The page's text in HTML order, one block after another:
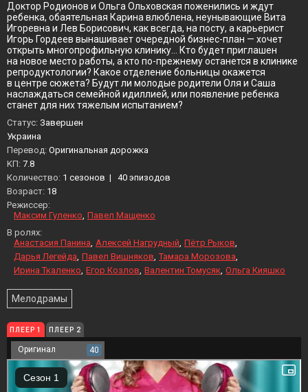
Доктор Родионов и Ольга Ольховская поженились и ждут
ребенка, обаятельная Карина влюблена, неунывающие Вита
Игоревна и Лев Борисович, как всегда, на посту, а карьерист
Игорь Гордеев вынашивает очередной бизнес-план — хочет
открыть многопрофильную клинику… Кто будет приглашен
на новое место работы, а кто по-прежнему останется в клинике
репродуктологии? Какое отделение больницы окажется
в центре сюжета? Будут ли молодые родители Оля и Саша
наслаждаться семейной идиллией, или появление ребенка
станет для них тяжелым испытанием?
Статус: Завершен
Украина
Перевод: Оригинальная дорожка
KП: 7.8
Количество: 1 сезонов | 40 эпизодов
Возраст: 18
Режиссер:
Максим Гуленко Павел Мащенко
В ролях:
Анастасия Панина Алексей Нагрудный Пётр Рыков
Дарья Легейда Павел Вишняков Тамара Морозова
Ирина Ткаленко Егор Козлов Валентин Томусяк Ольга Кияшко
Мелодрамы
ПЛЕЕР 1 ПЛЕЕР 2
Оригинал 40